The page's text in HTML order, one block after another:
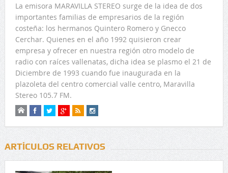
La emisora MARAVILLA STEREO surge de la idea de dos
importantes familias de empresarios de la región
costeña: los hermanos Quintero Romero y Gnecco
Cerchar. Quienes en el año 1992 quisieron crear
empresa y ofrecer en nuestra región otro modelo de
radio con raíces vallenatas, dicha idea se plasmo el 21 de
Diciembre de 1993 cuando fue inaugurada en la
plazoleta del centro comercial valle centro, Maravilla
Stereo 105.7 FM.
ARTÍCULOS RELATIVOS